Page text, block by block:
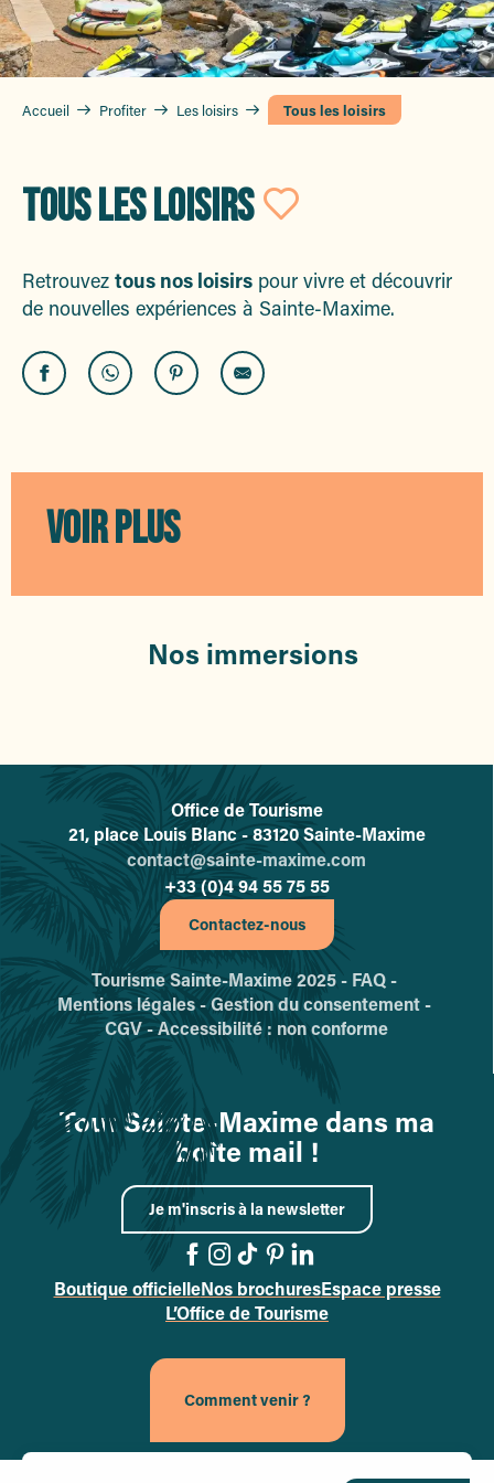
Accueil Profiter Les loisirs Tous les loisirs
TOUS LES LOISIRS Ajouter
Retrouvez tous nos loisirs pour vivre et découvrir
de nouvelles expériences à Sainte-Maxime.
Bateau Ecole Maximois
Base Nautique Lac Arena - Water Glisse Passion
Théâtre de la Mer
VOIR PLUS
Nos immersions
L'office de tourisme de Sainte-
Office de Tourisme
21, place Louis Blanc - 83120 Sainte-Maxime
contact@sainte-maxime.com
+33 (0)4 94 55 75 55
Contactez-nous
Tourisme Sainte-Maxime 2025 - FAQ -
Mentions légales -Gestion du consentement -
CGV -Accessibilité : non conforme
Tout Sainte-Maxime dans ma
boîte mail !
Je m'inscris à la newsletter
Accéder à la page
Accéder à la page
Accéder à la page
Accéder à la page
Accéder à la
Boutique officielleNos brochuresEspace presse
L’Office de Tourisme
Comment venir ?